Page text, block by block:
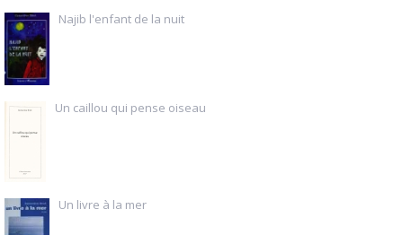
Najib l'enfant de la nuit
Un caillou qui pense oiseau
Un livre à la mer